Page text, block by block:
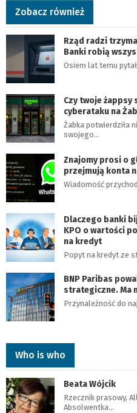
Zobacz również
Rząd radzi
Banki robią
Osiem lat temu
Czy twoje żappsy
cyberataku na
Żabka potwierdziła
swojego…
Znajomy prosi o
przejmują konta
Wiadomość
Dlaczego banki
KPO o wartości
na kredyt
Popyt na kredyt ze
BNP Paribas
strategiczne. Ma
Przynależność do
Who is who
Beata Wójcik
Rzecznik prasowy,
Absolwentka…